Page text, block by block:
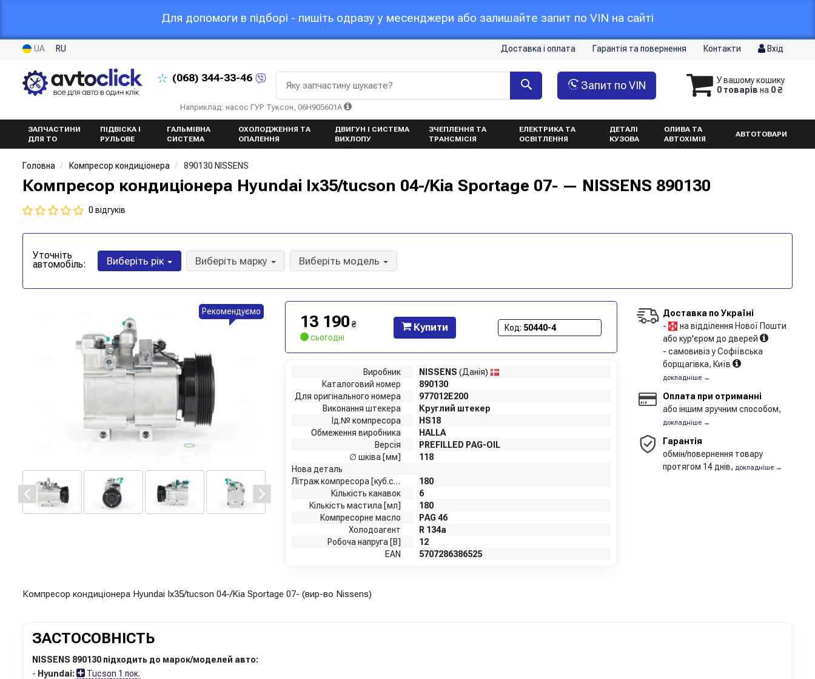
Для допомоги в підборі - пишіть одразу у месенджери або залишайте запит по VIN на сайті
UA RU Доставка і оплата Гарантія та повернення Контакти Вхід
(068) 344-33-46
У вашому кошику
0 товарів на 0 ₴
Запит по VIN
Яку запчастину шукаєте?
Наприклад: насос ГУР Туксон, 06H905601A
ЗАПЧАСТИНИ
ДЛЯ ТО
ПІДВІСКА І
РУЛЬОВЕ
ГАЛЬМІВНА
СИСТЕМА
ОХОЛОДЖЕННЯ ТА
ОПАЛЕННЯ
ДВИГУН І СИСТЕМА
ВИХЛОПУ
ЗЧЕПЛЕННЯ ТА
ТРАНСМІСІЯ
ЕЛЕКТРИКА ТА
ОСВІТЛЕННЯ
ДЕТАЛІ
КУЗОВА
ОЛИВА ТА
АВТОХІМІЯ
АВТОТОВАРИ
Головна Компресор кондиціонера 890130 NISSENS
Компресор кондиціонера Hyundai Ix35/tucson 04-/Kia Sportage 07- — NISSENS 890130
0 відгуків
Уточніть
автомобіль: Виберіть рік Виберіть марку Виберіть модель
Рекомендуємо
13 190 ₴
сьогодні
Купити Код: 50440-4
Виробник NISSENS (Данія)
Каталоговий номер
890130
Для оригінального номера
977012E200
Виконання штекера
Круглий штекер
Ід.№ компресора
HS18
Обмеження виробника
HALLA
Версія
PREFILLED PAG-OIL
∅ шківа [мм]
118
Нова деталь
Літраж компресора [куб.см]
180
Кількість канавок
6
Кількість мастила [мл]
180
Компресорне масло
PAG 46
Холодоагент
R 134a
Робоча напруга [В]
12
EAN
5707286386525
Доставка по Україні
-
на відділення Нової Пошти
або кур'єром до дверей
- самовивіз у Софіївська
борщагівка, Київ
докладніше →
Оплата при отриманні
або іншим зручним способом,
докладніше →
Гарантія
обмін/повернення товару
протягом 14 днів, докладніше →
Компресор кондиціонера Hyundai Ix35/tucson 04-/Kia Sportage 07- (вир-во Nissens)
ЗАСТОСОВНІСТЬ
NISSENS 890130 підходить до марок/моделей авто:
- Hyundai:
Tucson 1 пок.